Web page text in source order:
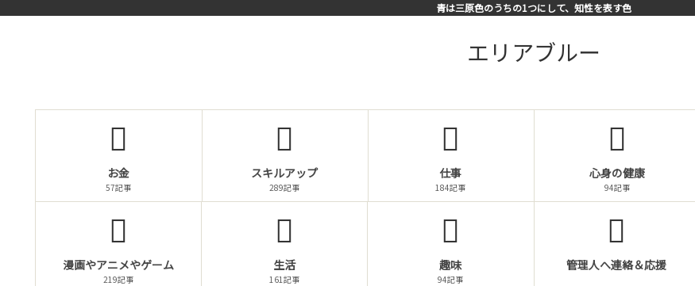
青は三原色のうちの1つにして、知性を表す色
エリアブルー
お金
57記事
スキルアップ
289記事
仕事
184記事
心身の健康
94記事
漫画やアニメやゲーム
219記事
生活
161記事
趣味
94記事
管理人へ連絡＆応援